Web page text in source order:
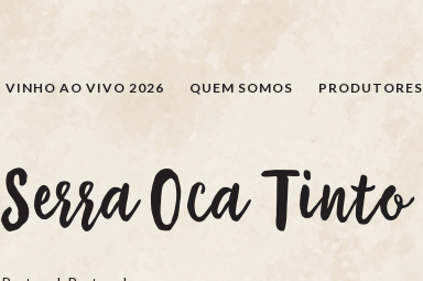
VINHO AO VIVO 2026 QUEM SOMOS PRODUTORES
Serra Oca Tinto